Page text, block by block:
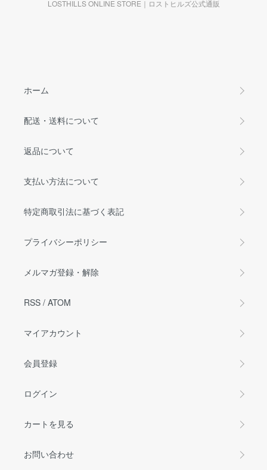
LOSTHILLS ONLINE STORE｜ロストヒルズ公式通販
ホーム
配送・送料について
返品について
支払い方法について
特定商取引法に基づく表記
プライバシーポリシー
メルマガ登録・解除
RSS / ATOM
マイアカウント
会員登録
ログイン
カートを見る
お問い合わせ